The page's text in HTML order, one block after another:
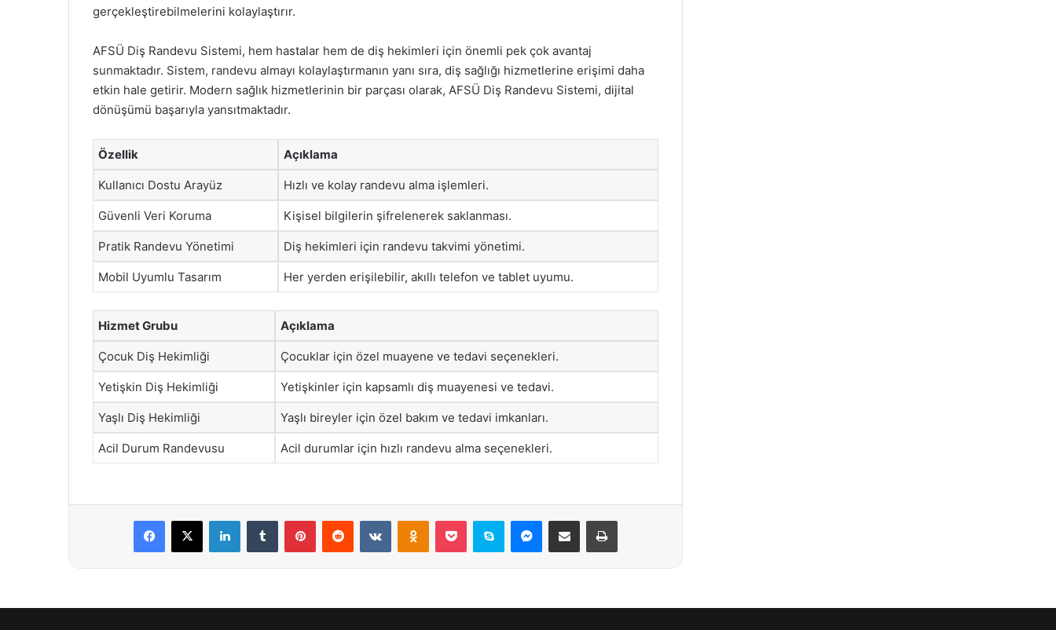
gerçekleştirebilmelerini kolaylaştırır.
AFSÜ Diş Randevu Sistemi, hem hastalar hem de diş hekimleri için önemli pek çok avantaj
sunmaktadır. Sistem, randevu almayı kolaylaştırmanın yanı sıra, diş sağlığı hizmetlerine erişimi daha
etkin hale getirir. Modern sağlık hizmetlerinin bir parçası olarak, AFSÜ Diş Randevu Sistemi, dijital
dönüşümü başarıyla yansıtmaktadır.
Özellik Açıklama
Kullanıcı Dostu Arayüz Hızlı ve kolay randevu alma işlemleri.
Güvenli Veri Koruma Kişisel bilgilerin şifrelenerek saklanması.
Pratik Randevu Yönetimi Diş hekimleri için randevu takvimi yönetimi.
Mobil Uyumlu Tasarım Her yerden erişilebilir, akıllı telefon ve tablet uyumu.
Hizmet Grubu Açıklama
Çocuk Diş Hekimliği Çocuklar için özel muayene ve tedavi seçenekleri.
Yetişkin Diş Hekimliği Yetişkinler için kapsamlı diş muayenesi ve tedavi.
Yaşlı Diş Hekimliği Yaşlı bireyler için özel bakım ve tedavi imkanları.
Acil Durum Randevusu Acil durumlar için hızlı randevu alma seçenekleri.
Facebook
X LinkedInTumblr PinterestReddit VKontakteOdnoklassniki
Pocket Skype Messenger
E-Posta ile paylaş Yazdır